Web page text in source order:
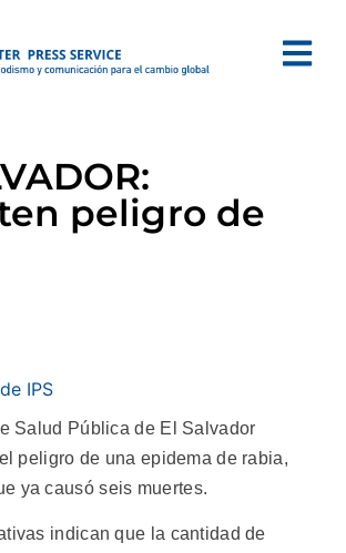
peligro de
IPS
Salud Pública de El Salvador
peligro de una epidema de rabia,
ya causó seis muertes.
indican que la cantidad de